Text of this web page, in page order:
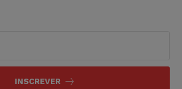
INSCREVER